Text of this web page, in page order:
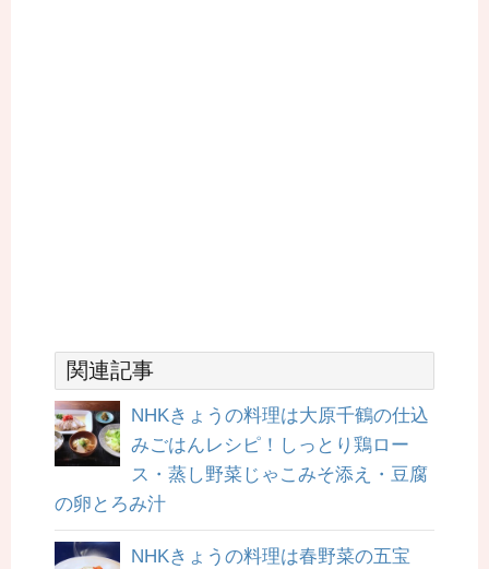
関連記事
NHKきょうの料理は大原千鶴の仕込
みごはんレシピ！しっとり鶏ロー
ス・蒸し野菜じゃこみそ添え・豆腐
の卵とろみ汁
NHKきょうの料理は春野菜の五宝